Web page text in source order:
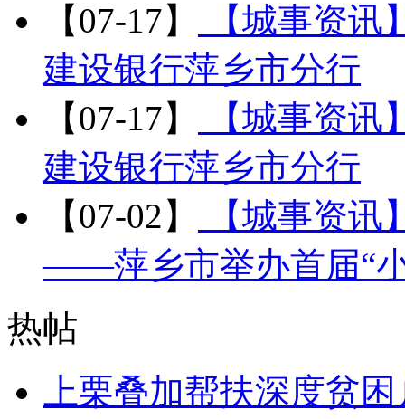
【07-17】
【城事资讯
建设银行萍乡市分行
【07-17】
【城事资讯
建设银行萍乡市分行
【07-02】
【城事资讯
——萍乡市举办首届“
热帖
上栗叠加帮扶深度贫